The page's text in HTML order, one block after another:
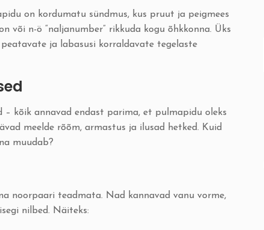
on kordumatu sündmus, kus pruut ja peigmees
või n-ö “naljanumber” rikkuda kogu õhkkonna. Üks
ja labasusi korraldavate tegelaste
– kõik annavad endast parima, et pulmapidu oleks
meelde rõõm, armastus ja ilusad hetked. Kuid
muudab?
noorpaari teadmata. Nad kannavad vanu vorme,
nilbed. Näiteks: